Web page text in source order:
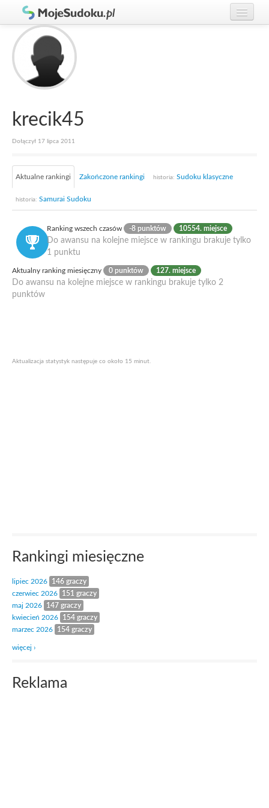
Graj w Sudoku!
Zasady Sudoku
Rankingi
krecik45
Dołączył 17 lipca 2011
Aktualne rankingi Zakończone rankingi historia: Sudoku klasyczne
historia: Samurai Sudoku
Ranking wszech czasów -8 punktów 10554. miejsce
Do awansu na kolejne miejsce w rankingu brakuje tylko
1 punktu
Aktualny ranking miesięczny 0 punktów 127. miejsce
Do awansu na kolejne miejsce w rankingu brakuje tylko 2
punktów
Aktualizacja statystyk następuje co około 15 minut.
Rankingi miesięczne
lipiec 2026
146 graczy
czerwiec 2026
151 graczy
maj 2026
147 graczy
kwiecień 2026
154 graczy
marzec 2026
154 graczy
więcej ›
Reklama